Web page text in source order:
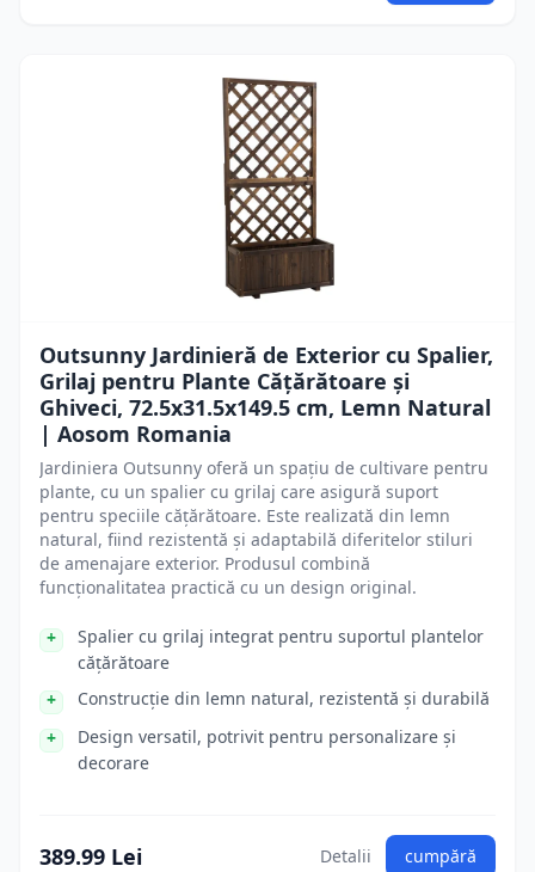
Outsunny Jardinieră de Exterior cu Spalier,
Grilaj pentru Plante Cățărătoare și
Ghiveci, 72.5x31.5x149.5 cm, Lemn Natural
| Aosom Romania
Jardiniera Outsunny oferă un spațiu de cultivare pentru
plante, cu un spalier cu grilaj care asigură suport
pentru speciile cățărătoare. Este realizată din lemn
natural, fiind rezistentă și adaptabilă diferitelor stiluri
de amenajare exterior. Produsul combină
funcționalitatea practică cu un design original.
Spalier cu grilaj integrat pentru suportul plantelor
cățărătoare
Construcție din lemn natural, rezistentă și durabilă
Design versatil, potrivit pentru personalizare și
decorare
389.99 Lei Detalii cumpără